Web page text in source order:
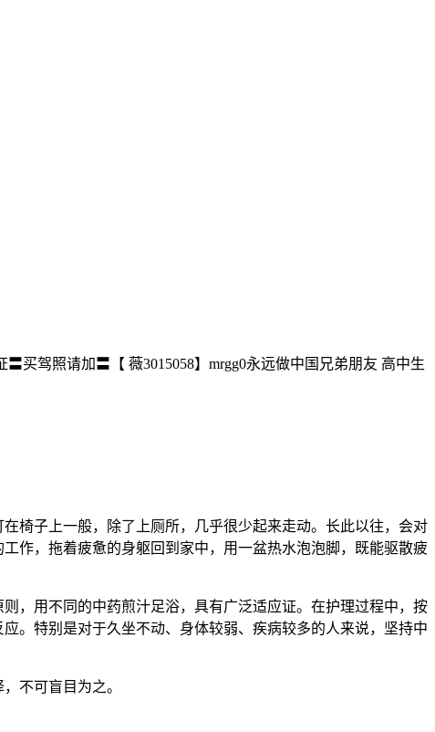
买驾照请加〓【 薇3015058】mrgg0永远做中国兄弟朋友 高中生
椅子上一般，除了上厕所，几乎很少起来走动。长此以往，会对
作，拖着疲惫的身躯回到家中，用一盆热水泡泡脚，既能驱散疲
，用不同的中药煎汁足浴，具有广泛适应证。在护理过程中，按
。特别是对于久坐不动、身体较弱、疾病较多的人来说，坚持中
不可盲目为之。